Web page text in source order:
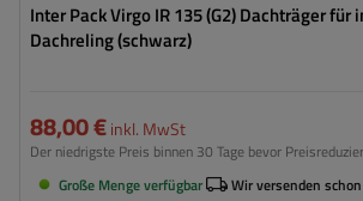
Inter Pack Virgo IR 135 (G2) Dachträger für
Dachreling (schwarz)
88,00 €inkl. MwSt
Der niedrigste Preis binnen 30 Tage bevor
Große Menge verfügbar
Wir versenden